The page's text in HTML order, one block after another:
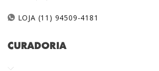
LOJA (11) 94509-4181
CURADORIA